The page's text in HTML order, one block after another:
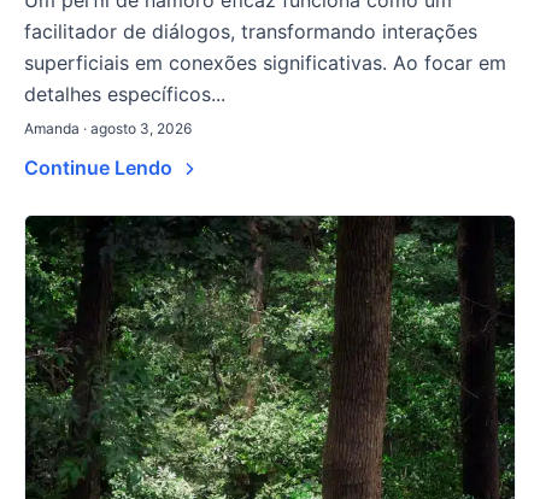
facilitador de diálogos, transformando interações
superficiais em conexões significativas. Ao focar em
detalhes específicos...
Amanda · agosto 3, 2026
Continue Lendo